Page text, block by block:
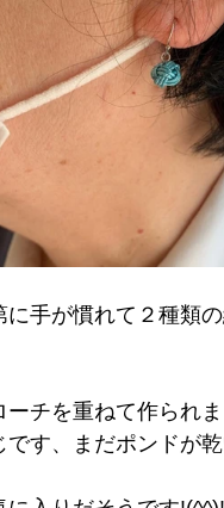
手が慣れて２種類
ーチを重ねて作られ
す、まだポンドが